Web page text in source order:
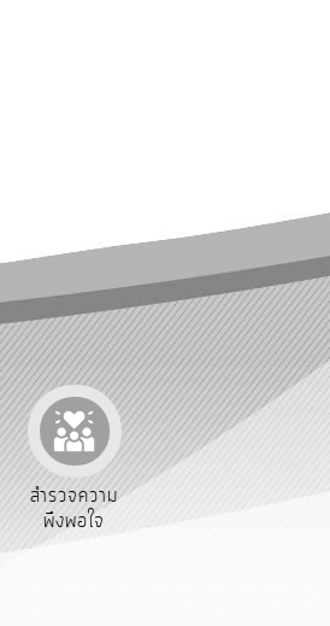
ผู้รับเบีย
ยังชีพ
ประเมินภาษี